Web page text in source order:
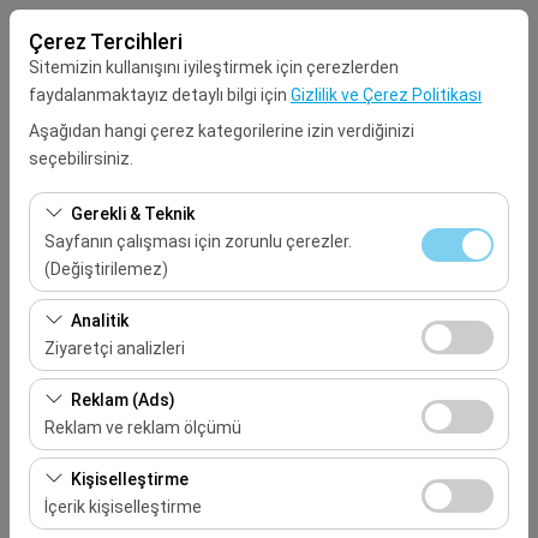
Çerez Tercihleri
Sitemizin kullanışını iyileştirmek için çerezlerden
faydalanmaktayız detaylı bilgi için Gizlilik ve Çerez Politikası
Aşağıdan hangi çerez kategorilerine izin verdiğinizi
seçebilirsiniz.
Gerekli & Teknik
Sayfanın çalışması için zorunlu çerezler.
(Değiştirilemez)
Bu çerezler sitenin doğru şekilde çalışması, güvenlik,
oturum yönetimi ve temel işlevler için gereklidir. Devre
dışı bırakılamaz.
Analitik
Ziyaretçi analizleri
Bu çerezler, sitemizin nasıl kullanıldığını (ziyaretçi sayısı,
en çok ziyaret edilen sayfalar, kullanıcı davranışları)
analiz etmemizi sağlar. Bu veriler, web sitesi
performansını ölçmek ve kullanıcı deneyimini sürekli
iyileştirmek için kullanılır.
Reklam (Ads)
Reklam ve reklam ölçümü
Bu çerezler, size ilgi alanlarınıza uygun kişiselleştirilmiş
reklamlar göstermemize ve reklam kampanyalarımızın
etkinliğini (gösterim sayısı, tıklama oranı) ölçmemize
Kişiselleştirme
İçerik kişiselleştirme
Seçiniz
Alış Tarih & Saat
Bırakış Tarih & Saat